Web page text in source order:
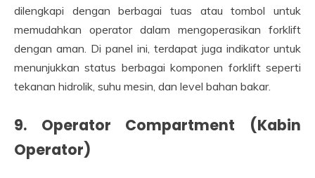
dilengkapi dengan berbagai tuas atau tombol untuk
memudahkan operator dalam mengoperasikan forklift
dengan aman. Di panel ini, terdapat juga indikator untuk
menunjukkan status berbagai komponen forklift seperti
tekanan hidrolik, suhu mesin, dan level bahan bakar.
9. Operator Compartment (Kabin
Operator)